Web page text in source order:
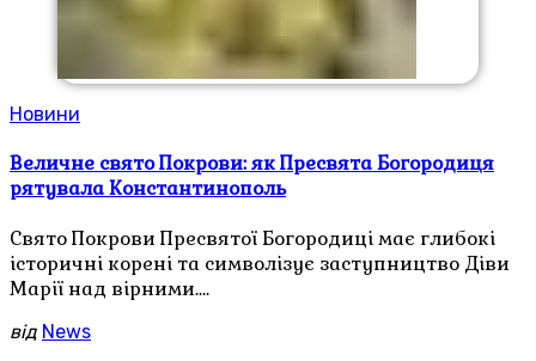
Новини
Величне свято Покрови: як Пресвята Богородиця
рятувала Константинополь
Свято Покрови Пресвятої Богородиці має глибокі
історичні корені та символізує заступництво Діви
Марії над вірними.…
від News